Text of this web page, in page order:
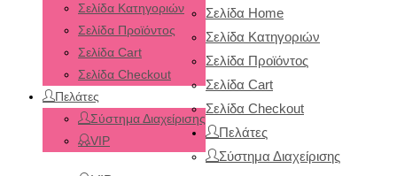
Σελίδα Κατηγοριών
Σελίδα Προϊόντος
Σελίδα Cart
Σελίδα Checkout
Πελάτες
Σύστημα Διαχείρισης
VIP
Σελίδα Home
Σελίδα Κατηγοριών
Σελίδα Προϊόντος
Σελίδα Cart
Σελίδα Checkout
Πελάτες
Σύστημα Διαχείρισης